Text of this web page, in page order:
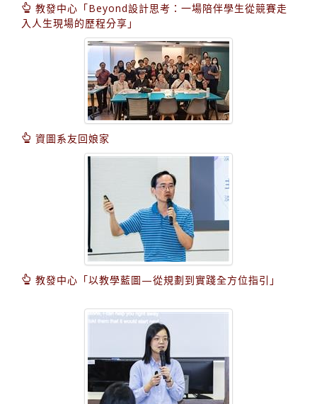
教發中心「Beyond設計思考：一場陪伴學生從競賽走
入人生現場的歷程分享」
資圖系友回娘家
教發中心「以教學藍圖—從規劃到實踐全方位指引」